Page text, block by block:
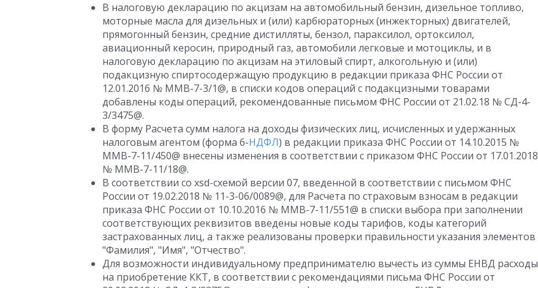
В налоговую декларацию по акцизам на автомобильный бензин, дизельное топливо,
моторные масла для дизельных и (или) карбюраторных (инжекторных) двигателей,
прямогонный бензин, средние дистилляты, бензол, параксилол, ортоксилол,
авиационный керосин, природный газ, автомобили легковые и мотоциклы, и в
налоговую декларацию по акцизам на этиловый спирт, алкогольную и (или)
подакцизную спиртосодержащую продукцию в редакции приказа ФНС России от
12.01.2016 № ММВ-7-3/1@, в списки кодов операций с подакцизными товарами
добавлены коды операций, рекомендованные письмом ФНС России от 21.02.18 № СД-4-
3/3475@.
В форму Расчета сумм налога на доходы физических лиц, исчисленных и удержанных
налоговым агентом (форма 6-НДФЛ) в редакции приказа ФНС России от 14.10.2015 №
ММВ-7-11/450@ внесены изменения в соответствии с приказом ФНС России от 17.01.2018
№ ММВ-7-11/18@.
В соответствии со xsd-схемой версии 07, введенной в соответствии с письмом ФНС
России от 19.02.2018 № 11-3-06/0089@, для Расчета по страховым взносам в редакции
приказа ФНС России от 10.10.2016 № ММВ-7-11/551@ в списки выбора при заполнении
соответствующих реквизитов введены новые коды тарифов, коды категорий
застрахованных лиц, а также реализованы проверки правильности указания элементов
"Фамилия", "Имя", "Отчество".
Для возможности индивидуальному предпринимателю вычесть из суммы ЕНВД расходы
на приобретение ККТ, в соответствии с рекомендациями письма ФНС России от